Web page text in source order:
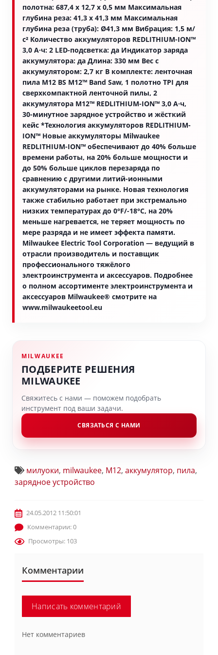
полотна: 687,4 x 12,7 x 0,5 мм Максимальная
глубина реза: 41,3 x 41,3 мм Максимальная
глубина реза (труба): Ø41,3 мм Вибрация: 1,5 м/
с² Количество аккумуляторов REDLITHIUM-ION™
3,0 А·ч: 2 LED-подсветка: да Индикатор заряда
аккумулятора: да Длина: 330 мм Вес с
аккумулятором: 2,7 кг В комплекте: ленточная
пила M12 BS M12™ Band Saw, 1 полотно TPI для
сверхкомпактной ленточной пилы, 2
аккумулятора M12™ REDLITHIUM-ION™ 3,0 А·ч,
30-минутное зарядное устройство и жёсткий
кейс *Технология аккумуляторов REDLITHIUM-
ION™ Новые аккумуляторы Milwaukee
REDLITHIUM-ION™ обеспечивают до 40% больше
времени работы, на 20% больше мощности и
до 50% больше циклов перезаряда по
сравнению с другими литий-ионными
аккумуляторами на рынке. Новая технология
также стабильно работает при экстремально
низких температурах до 0°F/-18°C, на 20%
меньше нагревается, не теряет мощность по
мере разряда и не имеет эффекта памяти.
Milwaukee Electric Tool Corporation — ведущий в
отрасли производитель и поставщик
профессионального тяжёлого
электроинструмента и аксессуаров. Подробнее
о полном ассортименте электроинструмента и
аксессуаров Milwaukee® смотрите на
www.milwaukeetool.eu
MILWAUKEE
ПОДБЕРИТЕ РЕШЕНИЯ
MILWAUKEE
Свяжитесь с нами — поможем подобрать
инструмент под ваши задачи.
СВЯЗАТЬСЯ С НАМИ
милуоки, milwaukee, M12, аккумулятор, пила,
зарядное устройство
24.05.2012 11:50:01
Комментарии: 0
Просмотры: 103
Комментарии
Написать комментарий
Нет комментариев